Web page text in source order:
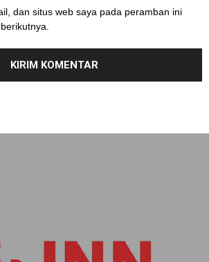
dan situs web saya pada peramban ini